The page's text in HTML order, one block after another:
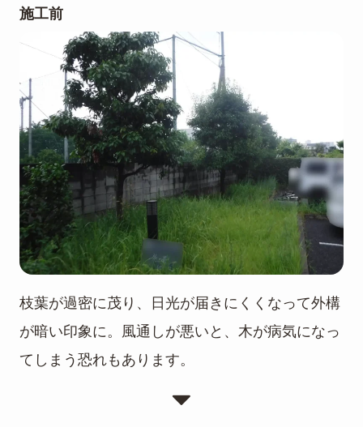
施工前
枝葉が過密に茂り、日光が届きにくくなって外構
が暗い印象に。風通しが悪いと、木が病気になっ
てしまう恐れもあります。